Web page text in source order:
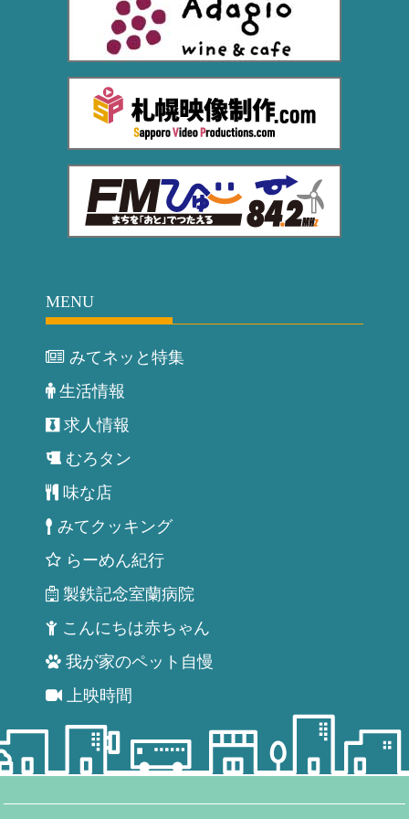
MENU
みてネッと特集
生活情報
求人情報
むろタン
味な店
みてクッキング
らーめん紀行
製鉄記念室蘭病院
こんにちは赤ちゃん
我が家のペット自慢
上映時間